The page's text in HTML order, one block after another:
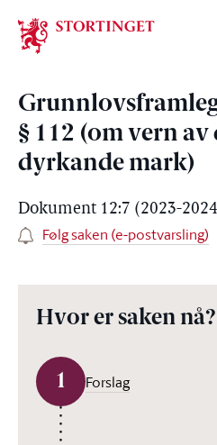
Stortinget.no
§ 112 (om vern
dyrkande mark)
Dokument 12:7 (2023-
Følg saken (e-postvarsling)
Hvor er saken nå?
1 Forslag